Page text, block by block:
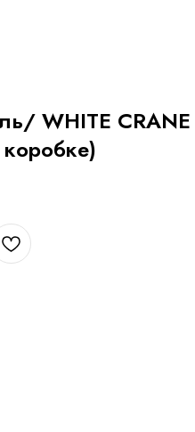
WHITE